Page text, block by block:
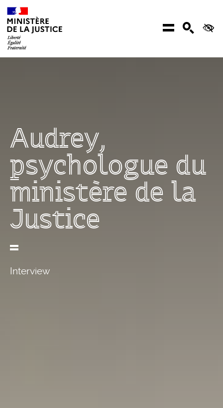
Aller au contenu
Menu
Audrey,
psychologue du
ministère de la
Justice
Interview